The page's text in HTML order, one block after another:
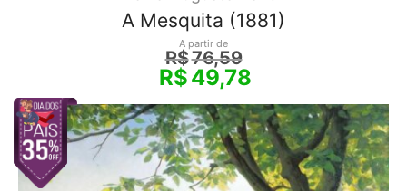
A Mesquita (1881)
A partir de
R$76,59
R$49,78